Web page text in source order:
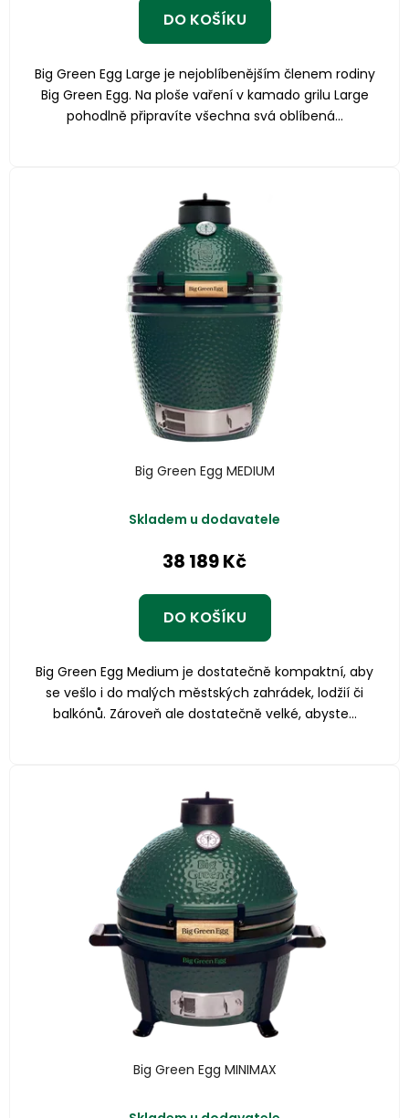
DO KOŠÍKU
Big Green Egg Large je nejoblíbenějším členem rodiny
Big Green Egg. Na ploše vaření v kamado grilu Large
pohodlně připravíte všechna svá oblíbená...
Big Green Egg MEDIUM
Skladem u dodavatele
38 189 Kč
DO KOŠÍKU
Big Green Egg Medium je dostatečně kompaktní, aby
se vešlo i do malých městských zahrádek, lodžií či
balkónů. Zároveň ale dostatečně velké, abyste...
Big Green Egg MINIMAX